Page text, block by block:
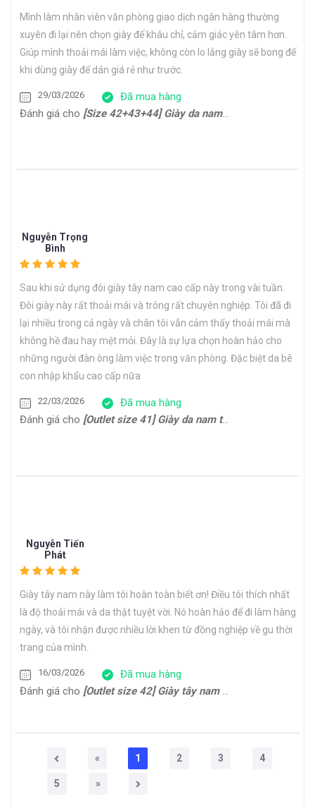
Mình làm nhân viên văn phòng giao dịch ngân hàng thường
xuyên đi lại nên chọn giày đế khâu chỉ, cảm giác yên tâm hơn.
Giúp mình thoải mái làm việc, không còn lo lắng giày sẽ bong đế
khi dùng giày đế dán giá rẻ như trước.
29/03/2026
Đã mua hàng
Đánh giá cho [Size 42+43+44] Giày da nam công sở form thon gọn Oxford HH22794
Nguyễn Trọng
Bình
Sau khi sử dụng đôi giày tây nam cao cấp này trong vài tuần.
Đôi giày này rất thoải mái và trông rất chuyên nghiệp. Tôi đã đi
lại nhiều trong cả ngày và chân tôi vẫn cảm thấy thoải mái mà
không hề đau hay mệt mỏi. Đây là sự lựa chọn hoàn hảo cho
những người đàn ông làm việc trong văn phòng. Đặc biệt da bê
con nhập khẩu cao cấp nữa
22/03/2026
Đã mua hàng
Đánh giá cho [Outlet size 41] Giày da nam thể thao đế bằng Sneaker CNES133
Nguyễn Tiến
Phát
Giày tây nam này làm tôi hoàn toàn biết ơn! Điều tôi thích nhất
là độ thoải mái và da thật tuyệt vời. Nó hoàn hảo để đi làm hàng
ngày, và tôi nhận được nhiều lời khen từ đồng nghiệp về gu thời
trang của mình.
16/03/2026
Đã mua hàng
Đánh giá cho [Outlet size 42] Giày tây nam Oxford công sở cao cấp ERIC
« 1 2 3 4
5 »